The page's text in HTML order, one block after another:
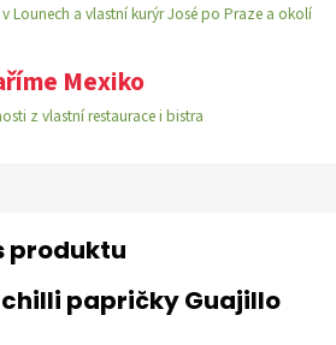
Lounech a vlastní kurýr José po Praze a okolí
Mexiko
z vlastní restaurace i bistra
produktu
papričky Guajillo